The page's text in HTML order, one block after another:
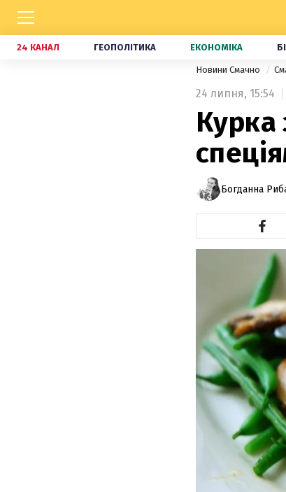
24 КАНАЛ ГЕОПОЛІТИКА ЕКОНОМІКА
Новини Смачно
24 липня, 15:54
Курка
Богданна